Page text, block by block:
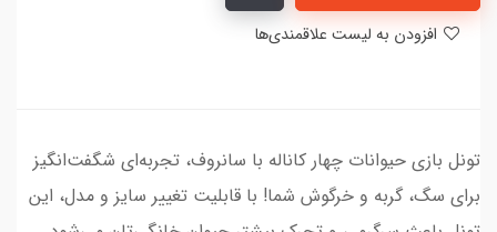
تونل بازی حیوانات چهار کاناله با سانروف، تجربه‌ای شگفت‌انگیز
برای سگ، گربه و خرگوش شما! با قابلیت تغییر سایز و مدل، این